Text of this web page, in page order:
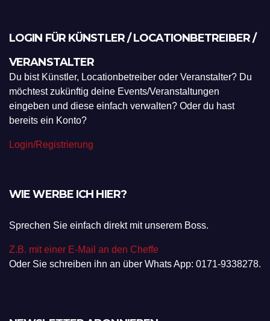
LOGIN FÜR KÜNSTLER / LOCATIONBETREIBER /
VERANSTALTER
Du bist Künstler, Locationbetreiber oder Veranstalter? Du
möchtest zukünftig deine Events/Veranstaltungen
eingeben und diese einfach verwalten? Oder du hast
bereits ein Konto?
Login/Registrierung
WIE WERBE ICH HIER?
Sprechen Sie einfach direkt mit unserem Boss.
Z.B. mit einer E-Mail an den Cheffe
Oder Sie schreiben ihn an über Whats App: 0171-9338278.